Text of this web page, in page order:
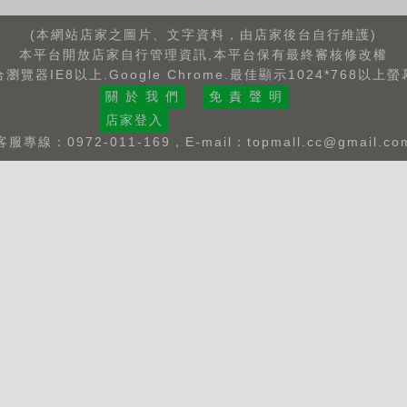
(本網站店家之圖片、文字資料，由店家後台自行維護)
本平台開放店家自行管理資訊,本平台保有最終審核修改權
瀏覽器IE8以上.Google Chrome.最佳顯示1024*768以上螢
關 於 我 們
免 責 聲 明
店家登入
服專線：0972-011-169，E-mail：